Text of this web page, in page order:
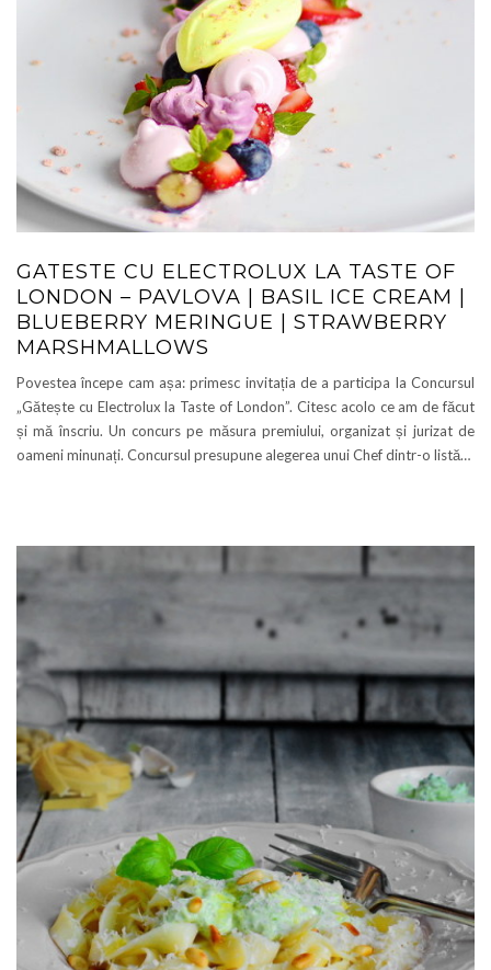
GATESTE CU ELECTROLUX LA TASTE OF
LONDON – PAVLOVA | BASIL ICE CREAM |
BLUEBERRY MERINGUE | STRAWBERRY
MARSHMALLOWS
Povestea începe cam așa: primesc invitația de a participa la Concursul
„Gătește cu Electrolux la Taste of London”. Citesc acolo ce am de făcut
și mă înscriu. Un concurs pe măsura premiului, organizat și jurizat de
oameni minunați. Concursul presupune alegerea unui Chef dintr-o listă…